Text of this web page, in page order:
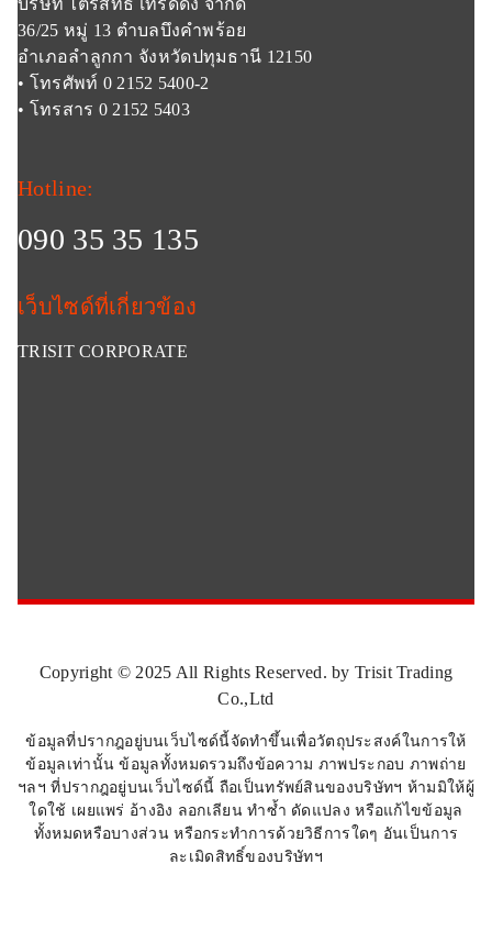
บริษัท ไตรสิทธิ์ เทรดดิ้ง จำกัด
36/25 หมู่ 13 ตำบลบึงคำพร้อย
อำเภอลำลูกกา จังหวัดปทุมธานี 12150
• โทรศัพท์ 0 2152 5400-2
• โทรสาร 0 2152 5403
Hotline:
090 35 35 135
เว็บไซด์ที่เกี่ยวข้อง
TRISIT CORPORATE
Copyright © 2025 All Rights Reserved. by Trisit Trading
Co.,Ltd
ข้อมูลที่ปรากฎอยู่บนเว็บไซด์นี้จัดทำขึ้นเพื่อวัตถุประสงค์ในการให้
ข้อมูลเท่านั้น ข้อมูลทั้งหมดรวมถึงข้อความ ภาพประกอบ ภาพถ่าย
ฯลฯ ที่ปรากฎอยู่บนเว็บไซด์นี้ ถือเป็นทรัพย์สินของบริษัทฯ ห้ามมิให้ผู้
ใดใช้ เผยแพร่ อ้างอิง ลอกเลียน ทำซ้ำ ดัดแปลง หรือแก้ไขข้อมูล
ทั้งหมดหรือบางส่วน หรือกระทำการด้วยวิธีการใดๆ อันเป็นการ
ละเมิดสิทธิ์ของบริษัทฯ